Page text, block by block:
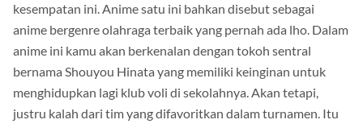
kesempatan ini. Anime satu ini bahkan disebut sebagai
anime bergenre olahraga terbaik yang pernah ada lho. Dalam
anime ini kamu akan berkenalan dengan tokoh sentral
bernama Shouyou Hinata yang memiliki keinginan untuk
menghidupkan lagi klub voli di sekolahnya. Akan tetapi,
justru kalah dari tim yang difavoritkan dalam turnamen. Itu